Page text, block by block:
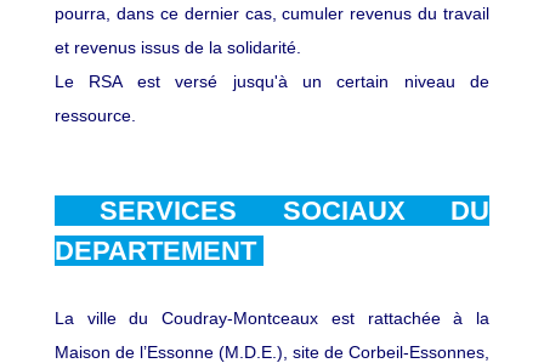
pourra, dans ce dernier cas, cumuler revenus du travail
et revenus issus de la solidarité.
Le RSA est versé jusqu'à un certain niveau de
ressource.
SERVICES SOCIAUX DU
DEPARTEMENT
La ville du Coudray-Montceaux est rattachée à la
Maison de l’Essonne (M.D.E.), site de Corbeil-Essonnes,